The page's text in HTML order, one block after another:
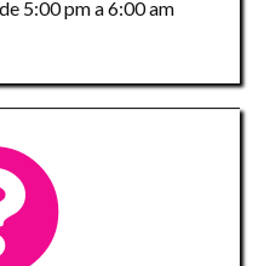
5:00 pm a 6:00 am